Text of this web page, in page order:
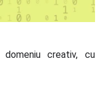
creativ, cu